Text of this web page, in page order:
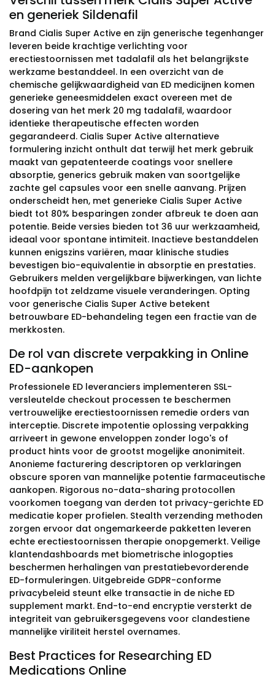
en generiek Sildenafil
Brand Cialis Super Active en zijn generische tegenhanger
leveren beide krachtige verlichting voor
erectiestoornissen met tadalafil als het belangrijkste
werkzame bestanddeel. In een overzicht van de
chemische gelijkwaardigheid van ED medicijnen komen
generieke geneesmiddelen exact overeen met de
dosering van het merk 20 mg tadalafil, waardoor
identieke therapeutische effecten worden
gegarandeerd. Cialis Super Active alternatieve
formulering inzicht onthult dat terwijl het merk gebruik
maakt van gepatenteerde coatings voor snellere
absorptie, generics gebruik maken van soortgelijke
zachte gel capsules voor een snelle aanvang. Prijzen
onderscheidt hen, met generieke Cialis Super Active
biedt tot 80% besparingen zonder afbreuk te doen aan
potentie. Beide versies bieden tot 36 uur werkzaamheid,
ideaal voor spontane intimiteit. Inactieve bestanddelen
kunnen enigszins variëren, maar klinische studies
bevestigen bio-equivalentie in absorptie en prestaties.
Gebruikers melden vergelijkbare bijwerkingen, van lichte
hoofdpijn tot zeldzame visuele veranderingen. Opting
voor generische Cialis Super Active betekent
betrouwbare ED-behandeling tegen een fractie van de
merkkosten.
De rol van discrete verpakking in Online
ED-aankopen
Professionele ED leveranciers implementeren SSL-
versleutelde checkout processen te beschermen
vertrouwelijke erectiestoornissen remedie orders van
interceptie. Discrete impotentie oplossing verpakking
arriveert in gewone enveloppen zonder logo's of
product hints voor de grootst mogelijke anonimiteit.
Anonieme facturering descriptoren op verklaringen
obscure sporen van mannelijke potentie farmaceutische
aankopen. Rigorous no-data-sharing protocollen
voorkomen toegang van derden tot privacy-gerichte ED
medicatie koper profielen. Stealth verzending methoden
zorgen ervoor dat ongemarkeerde pakketten leveren
echte erectiestoornissen therapie onopgemerkt. Veilige
klantendashboards met biometrische inlogopties
beschermen herhalingen van prestatiebevorderende
ED-formuleringen. Uitgebreide GDPR-conforme
privacybeleid steunt elke transactie in de niche ED
supplement markt. End-to-end encryptie versterkt de
integriteit van gebruikersgegevens voor clandestiene
mannelijke viriliteit herstel overnames.
Best Practices for Researching ED
Medications Online